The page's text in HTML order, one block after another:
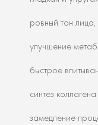
ровный тон лица,
улучшение
быстрое
синтез коллагена
замедление